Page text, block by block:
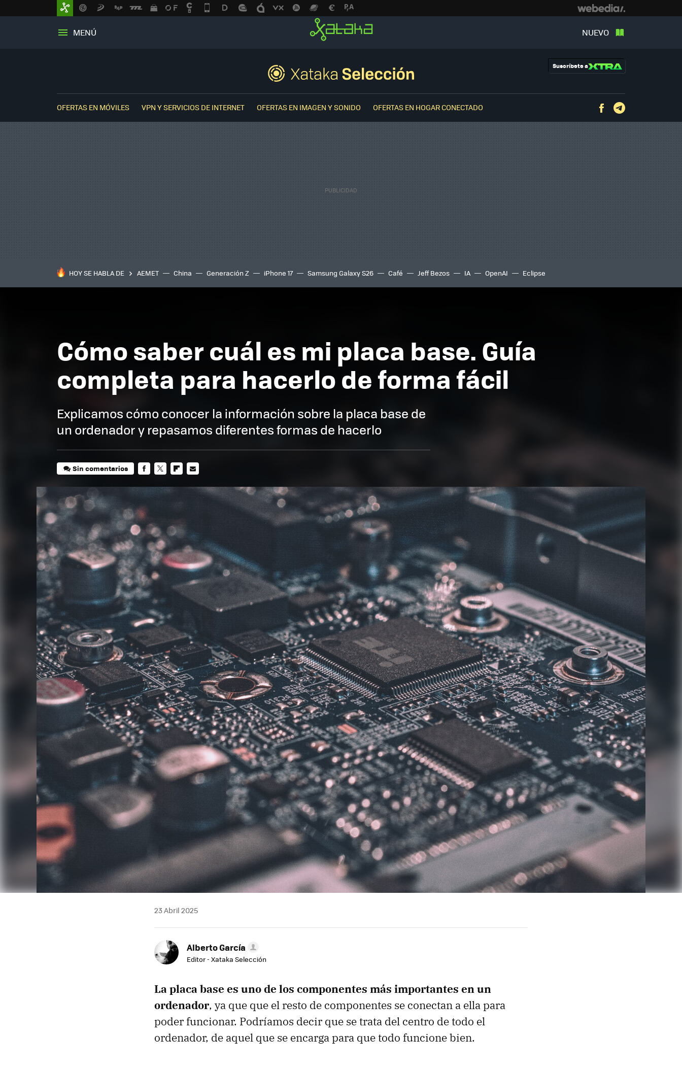
MENÚ NUEVO
Suscríbete a
OFERTAS EN MÓVILES VPN Y SERVICIOS DE INTERNET OFERTAS EN IMAGEN Y SONIDO OFERTAS EN HOGAR CONECTADO Facebook
HOY SE HABLA DE AEMET China Generación Z iPhone 17 Samsung Galaxy S26 Café Jeff Bezos IA OpenAI Eclipse
Cómo saber cuál es mi placa base. Guía
completa para hacerlo de forma fácil
Explicamos cómo conocer la información sobre la placa base de
un ordenador y repasamos diferentes formas de hacerlo
Sin comentarios
MAIL
23 Abril 2025
Alberto García
Editor - Xataka Selección
La placa base es uno de los componentes más importantes en un
ordenador, ya que que el resto de componentes se conectan a ella para
poder funcionar. Podríamos decir que se trata del centro de todo el
ordenador, de aquel que se encarga para que todo funcione bien.